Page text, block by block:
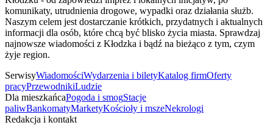
komunikaty, utrudnienia drogowe, wypadki oraz działania służb.
Naszym celem jest dostarczanie krótkich, przydatnych i aktualnych
informacji dla osób, które chcą być blisko życia miasta. Sprawdzaj
najnowsze wiadomości z Kłodzka i bądź na bieżąco z tym, czym
żyje region.
SerwisyWiadomościWydarzenia i biletyKatalog firmOferty
pracyPrzewodnikiLudzie
Dla mieszkańcaPogoda i smogStacje
paliwBankomatyMarketyKościoły i mszeNekrologi
Redakcja i kontakt